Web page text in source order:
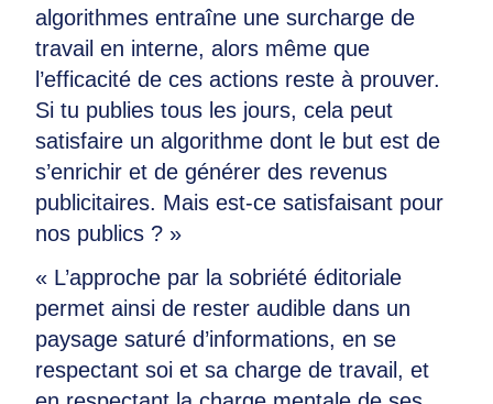
algorithmes entraîne une surcharge de
travail en interne, alors même que
l’efficacité de ces actions reste à prouver.
Si tu publies tous les jours, cela peut
satisfaire un algorithme dont le but est de
s’enrichir et de générer des revenus
publicitaires. Mais est-ce satisfaisant pour
nos publics ? »
« L’approche par la sobriété éditoriale
permet ainsi de rester audible dans un
paysage saturé d’informations, en se
respectant soi et sa charge de travail, et